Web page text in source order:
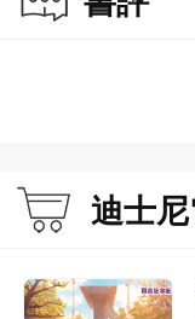
迪士